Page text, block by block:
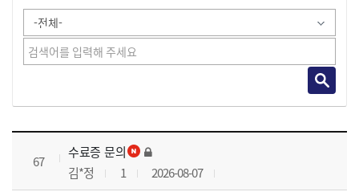
국가회계실무 과정 목록 으로 번호, 제목, 작성자, 조회수, 등록 일로 나열 되고 있습니다.
67
수료증 문의
김*정
1 2026-08-07